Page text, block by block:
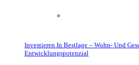
Investieren In Bestlage – Wohn- Und
Entwicklungspotenzial